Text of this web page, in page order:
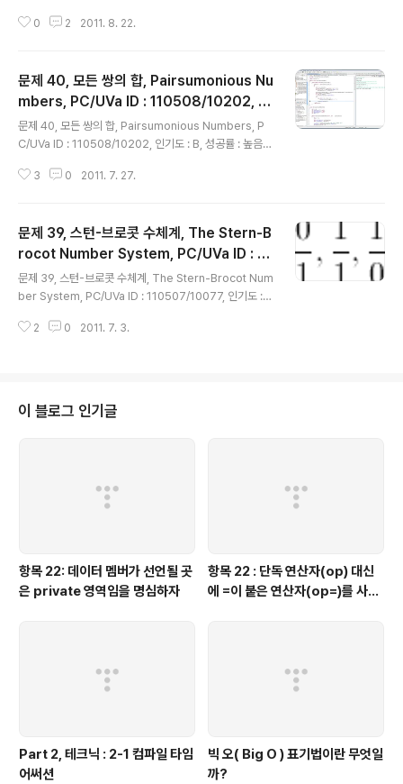
ing Challenges: 알고리즘 트레이닝 북. 서환수 역. Springer. 한빛미디어 초
세는 방법은 배웠지만 숫자들을 쓰는 방법은 이제 막 배웠다. 그는 매우 좋은 학
생이며, 이미 1, 2, 3 그리고 4를 배웠다. 하지만 그..
0 2 2011. 8. 22.
문제 40, 모든 쌍의 합, Pairsumonious Nu
mbers, PC/UVa ID : 110508/10202, 인
기도 : B, 성공률 : 높음, 레벨 : 4
문제 40, 모든 쌍의 합, Pairsumonious Numbers, P
C/UVa ID : 110508/10202, 인기도 : B, 성공률 : 높음,
리 등을 기록하기 위해서 만들었다. 이 포스트의 준비물 M
ng Challenges: 알고리즘 트레이닝 북. 서환수 역. Spri
nger. 한빛미디어 초판 2쇄 2004.12.05. (문제 40, 모든
쌍의 합, Pairsumonious Numbers, p.161) 참조 링크
http://plg1.cs.uwaterloo.ca/~acm00/010929..
3 0 2011. 7. 27.
문제 39, 스턴-브로콧 수체계, The Stern-B
rocot Number System, PC/UVa ID : 11
0507/10077, 인기도 : C, 성공률 : 높음, 레
벨 : 1
문제 39, 스턴-브로콧 수체계, The Stern-Brocot Num
ber System, PC/UVa ID : 110507/10077, 인기도 :
차, 푼 방법, 고민거리 등을 기록하기 위해서 만들었다. 이
서환수 역. Springer. 한빛미디어 초판 2쇄 2004.12.0
5. (문제 38, 스턴-브로콧 수체계, The Stern-Brocot
2 0 2011. 7. 3.
이 블로그 인기글
항목 22: 데이터 멤버가 선언될 곳
은 private 영역임을 명심하자
항목 22 : 단독 연산자(op) 대신
에 =이 붙은 연산자(op=)를 사용
Part 2, 테크닉 : 2-1 컴파일 타임
어써션
빅 오( Big O ) 표기법이란 무엇일
까?